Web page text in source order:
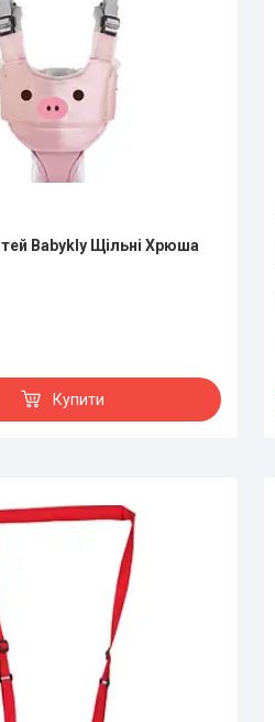
Babykly Щільні Хрюша
Купити